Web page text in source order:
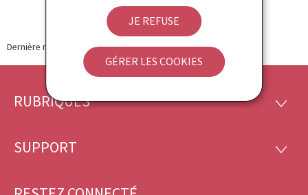
JE REFUSE
GÉRER LES COOKIES
Dernière modification le16.09.2023
Pied
page
RUBRIQUES
SUPPORT